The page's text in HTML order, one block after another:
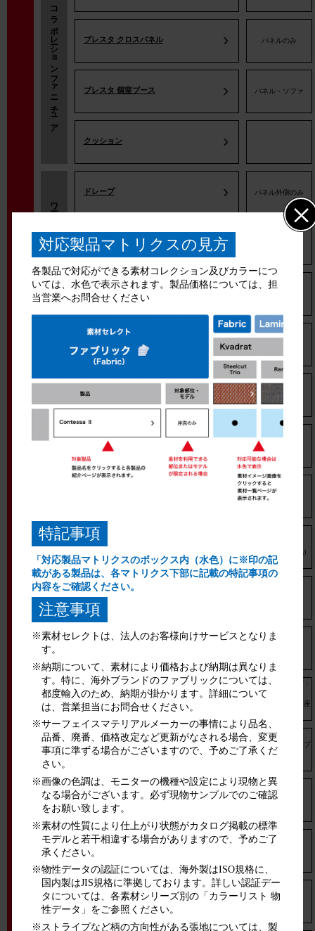
コラボレーションファニチュア ブレスタ クロスパネル パネルのみ
ブレスタ 個室ブース パネル・ソファ
クッション
ワークブース
ドレープ パネル外側のみ
ワークブース用ソファ
パネル脚 ※7
シーティング
コンテッサ セコンダ
コーラル
サブリナ スタンダード
座面のみ
スフィア ※1
(背は裏表同生地)
モード
ポータム
クッションタイプ：
メッシュタイプ：座
パラベル
スタンダードタイプ
のみ
ミーティングチェア
ルナ 座面のみ
アミタ
ピルエット スツールタイプ 座面のみ
対応製品マトリクスの見方
各製品で対応ができる素材コレクション及びカラーにつ
いては、水色で表示されます。製品価格については、担
当営業へお問合せください
特記事項
「対応製品マトリクスのボックス内（水色）に※印の記
載がある製品は、各マトリクス下部に記載の特記事項の
内容をご確認ください。
注意事項
※素材セレクトは、法人のお客様向けサービスとなりま
す。
※納期について、素材により価格および納期は異なりま
す。特に、海外ブランドのファブリックについては、
都度輸入のため、納期が掛かります。詳細について
は、営業担当にお問合せください。
※サーフェイスマテリアルメーカーの事情により品名、
品番、廃番、価格改定など更新がなされる場合、変更
事項に準ずる場合がございますので、予めご了承くだ
さい。
※画像の色調は、モニターの機種や設定により現物と異
なる場合がございます。必ず現物サンプルでのご確認
をお願い致します。
※素材の性質により仕上がり状態がカタログ掲載の標準
モデルと若干相違する場合がありますので、予めご了
承ください。
※物性データの認証については、海外製はISO規格に、
国内製はJIS規格に準拠しております。詳しい認証デー
タについては、各素材シリーズ別の「カラーリスト 物
性データ」をご参照ください。
※ストライプなど柄の方向性がある張地については、製